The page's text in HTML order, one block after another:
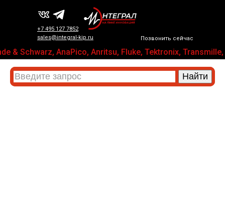
Позвонить сейчас
+7 495 127 7852
sales@integral-kip.ru
Schwarz, AnaPico, Anritsu, Fluke, Tektronix,